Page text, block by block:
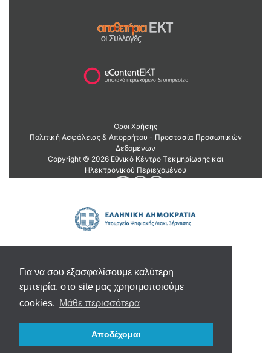
Για να σου εξασφαλίσουμε καλύτερη
εμπειρία, στο site μας χρησιμοποιούμε
cookies. Μάθε περισσότερα
Αποδέχομαι